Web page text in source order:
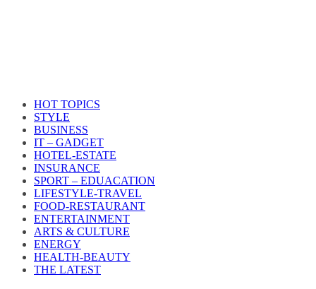
HOT TOPICS
STYLE
BUSINESS
IT – GADGET
HOTEL-ESTATE
INSURANCE
SPORT – EDUACATION
LIFESTYLE​-TRAVEL​
FOOD-RESTAURANT
ENTERTAINMENT
ARTS & CULTURE
ENERGY
HEALTH​-BEAUTY
THE LATEST